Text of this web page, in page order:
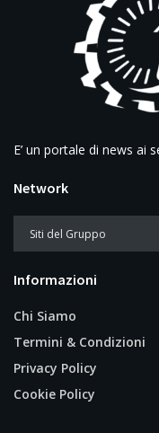
E’ un portale di news ai
Network
Informazioni
Chi Siamo
Termini & Condizioni
Privacy Policy
Cookie Policy